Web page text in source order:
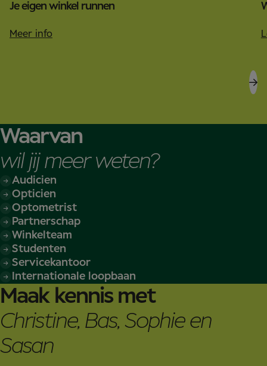
Je eigen winkel runnen
Meer info
Waarvan
wil jij meer weten?
Audicien
Opticien
Optometrist
Partnerschap
Winkelteam
Studenten
Servicekantoor
Internationale loopbaan
Maak kennis met
Christine, Bas, Sophie en
Sasan